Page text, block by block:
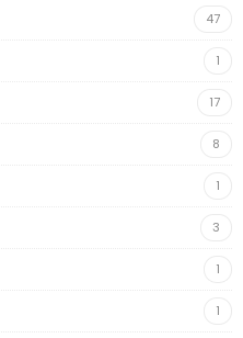
47
1
17
8
1
3
1
1